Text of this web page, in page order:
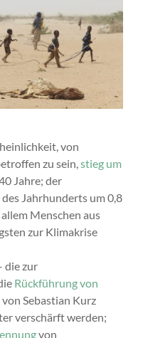
von
zu sein,stieg um
Jahre; der
Jahrhunderts um 0,8
Menschen aus
zur Klimakrise
die zur
Rückführung von
Sebastian Kurz
verschärft werden;
von